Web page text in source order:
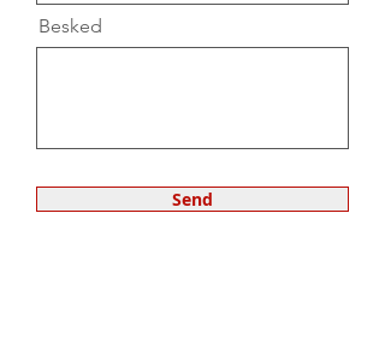
Besked
Send